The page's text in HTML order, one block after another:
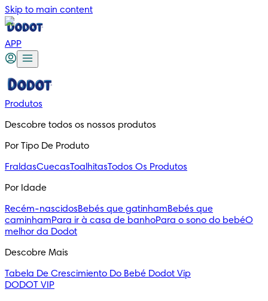
Skip to main content
APP
Produtos
Descobre todos os nossos produtos
Por Tipo De Produto
FraldasCuecasToalhitasTodos Os Produtos
Por Idade
Recém-nascidosBebés que gatinhamBebés que
caminhamPara ir à casa de banhoPara o sono do bebéO
melhor da Dodot
Descobre Mais
Tabela De Crescimiento Do Bebé Dodot Vip
DODOT VIP